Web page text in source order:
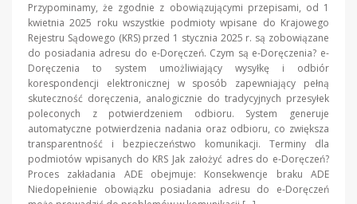
Przypominamy, że zgodnie z obowiązującymi przepisami, od 1
kwietnia 2025 roku wszystkie podmioty wpisane do Krajowego
Rejestru Sądowego (KRS) przed 1 stycznia 2025 r. są zobowiązane
do posiadania adresu do e-Doręczeń. Czym są e-Doręczenia? e-
Doręczenia to system umożliwiający wysyłkę i odbiór
korespondencji elektronicznej w sposób zapewniający pełną
skuteczność doręczenia, analogicznie do tradycyjnych przesyłek
poleconych z potwierdzeniem odbioru. System generuje
automatyczne potwierdzenia nadania oraz odbioru, co zwiększa
transparentność i bezpieczeństwo komunikacji. Terminy dla
podmiotów wpisanych do KRS Jak założyć adres do e-Doręczeń?
Proces zakładania ADE obejmuje: Konsekwencje braku ADE
Niedopełnienie obowiązku posiadania adresu do e-Doręczeń